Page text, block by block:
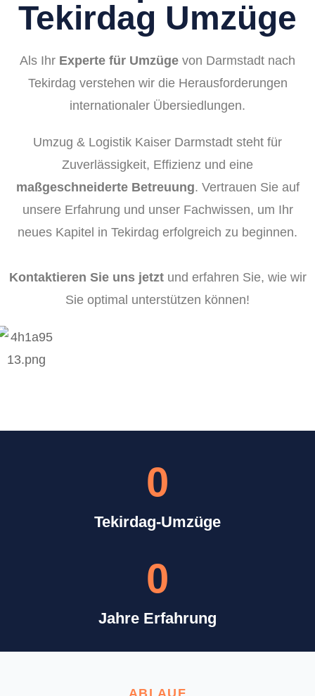
Tekirdag Umzüge
Als Ihr Experte für Umzüge von Darmstadt nach
Tekirdag verstehen wir die Herausforderungen
internationaler Übersiedlungen.
Umzug & Logistik Kaiser Darmstadt steht für
Zuverlässigkeit, Effizienz und eine
maßgeschneiderte Betreuung. Vertrauen Sie auf
unsere Erfahrung und unser Fachwissen, um Ihr
neues Kapitel in Tekirdag erfolgreich zu beginnen.
Kontaktieren Sie uns jetztund erfahren Sie, wie wir
Sie optimal unterstützen können!
Tekirdag-Umzüge
0
Jahre Erfahrung
0
ABLAUF